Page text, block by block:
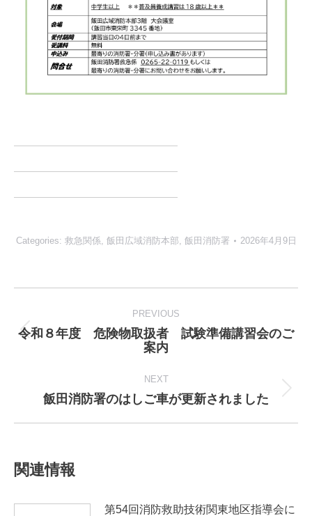
Categories: 救急関係 飯田広域消防本部 飯田消防署 2026年4月9日
Post
navigation
PREVIOUS
Previous
post:
令和８年度 危険物取扱者 試験準備講習会のご
案内
NEXT
Next
飯田消防署のはしご車が更新されました
関連情報
第54回消防救助技術関東地区指導会に